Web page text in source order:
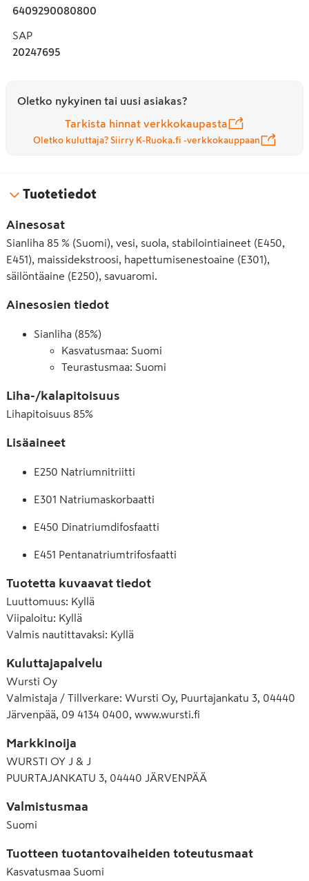
6409290080800
SAP
20247695
Oletko nykyinen tai uusi asiakas?
Tarkista hinnat verkkokaupasta
Oletko kuluttaja? Siirry K-Ruoka.fi -verkkokauppaan
Tuotetiedot
Ainesosat
Sianliha 85 % (Suomi), vesi, suola, stabilointiaineet (E450,
E451), maissidekstroosi, hapettumisenestoaine (E301),
säilöntäaine (E250), savuaromi.
Ainesosien tiedot
Sianliha (85%)
Kasvatusmaa: Suomi
Teurastusmaa: Suomi
Liha-/kalapitoisuus
Lihapitoisuus 85%
Lisäaineet
E250 Natriumnitriitti
E301 Natriumaskorbaatti
E450 Dinatriumdifosfaatti
E451 Pentanatriumtrifosfaatti
Tuotetta kuvaavat tiedot
Luuttomuus: Kyllä
Viipaloitu: Kyllä
Valmis nautittavaksi: Kyllä
Kuluttajapalvelu
Wursti Oy
Valmistaja / Tillverkare: Wursti Oy, Puurtajankatu 3, 04440
Järvenpää, 09 4134 0400, www.wursti.fi
Markkinoija
WURSTI OY J & J
PUURTAJANKATU 3, 04440 JÄRVENPÄÄ
Valmistusmaa
Suomi
Tuotteen tuotantovaiheiden toteutusmaat
Kasvatusmaa Suomi